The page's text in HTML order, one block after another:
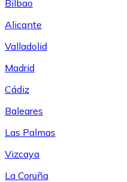
Bilbao
Alicante
Valladolid
Madrid
Cádiz
Baleares
Las Palmas
Vizcaya
La Coruña